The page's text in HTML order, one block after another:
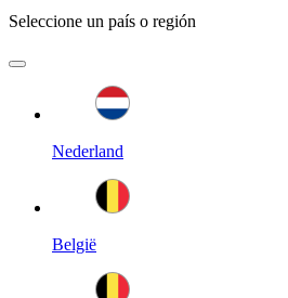
Seleccione un país o región
Nederland
België